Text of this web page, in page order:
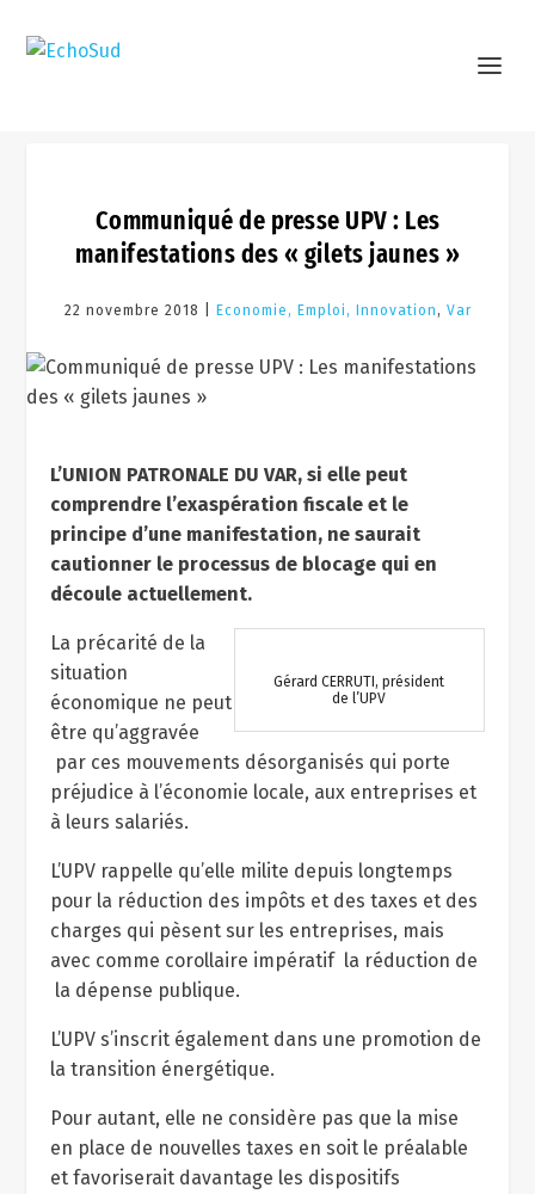
Communiqué de presse UPV : Les
manifestations des « gilets jaunes »
22 novembre 2018 | Economie, Emploi, Innovation , Var
L’UNION PATRONALE DU VAR, si elle peut
comprendre l’exaspération fiscale et le
principe d’une manifestation, ne saurait
cautionner le processus de blocage qui en
découle actuellement.
Gérard CERRUTI, président
de l’UPV
La précarité de la
situation
économique ne peut
être qu’aggravée
par ces mouvements désorganisés qui porte
préjudice à l’économie locale, aux entreprises et
à leurs salariés.
L’UPV rappelle qu’elle milite depuis longtemps
pour la réduction des impôts et des taxes et des
charges qui pèsent sur les entreprises, mais
avec comme corollaire impératif la réduction de
la dépense publique.
L’UPV s’inscrit également dans une promotion de
la transition énergétique.
Pour autant, elle ne considère pas que la mise
en place de nouvelles taxes en soit le préalable
et favoriserait davantage les dispositifs